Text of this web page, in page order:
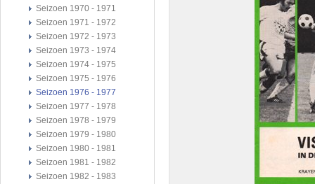
Seizoen 1970 - 1971
Seizoen 1971 - 1972
Seizoen 1972 - 1973
Seizoen 1973 - 1974
Seizoen 1974 - 1975
Seizoen 1975 - 1976
Seizoen 1976 - 1977
Seizoen 1977 - 1978
Seizoen 1978 - 1979
Seizoen 1979 - 1980
Seizoen 1980 - 1981
Seizoen 1981 - 1982
Seizoen 1982 - 1983